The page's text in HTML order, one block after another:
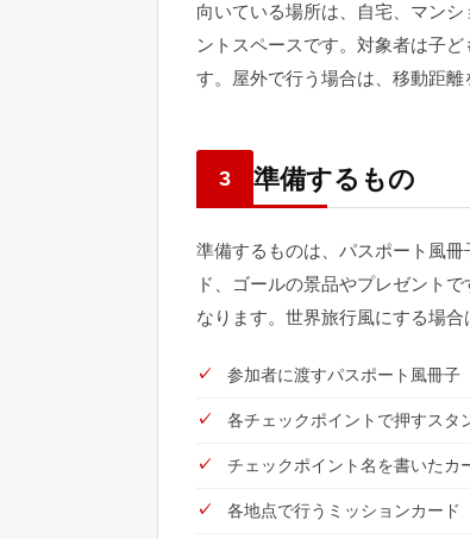
向いている場所は、自宅、マン
ントスペースです。対象者は子
す。屋外で行う場合は、移動距
3 準備するもの
準備するものは、パスポート風
ド、ゴールの景品やプレゼント
なります。世界旅行風にする場
参加者に渡すパスポート風冊子
各チェックポイントで押すスタ
チェックポイント名を書いたカ
各地点で行うミッションカード